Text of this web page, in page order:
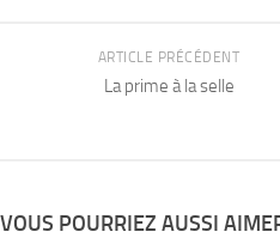
ARTICLE PRÉCÉDENT
La prime à la selle
VOUS POURRIEZ AUSSI